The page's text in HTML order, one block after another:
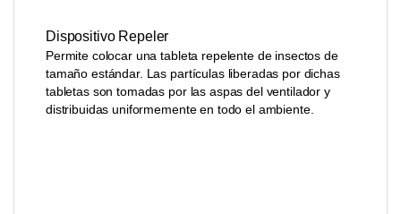
Dispositivo Repeler
Permite colocar una tableta repelente de insectos de
tamaño estándar. Las partículas liberadas por dichas
tabletas son tomadas por las aspas del ventilador y
distribuidas uniformemente en todo el ambiente.